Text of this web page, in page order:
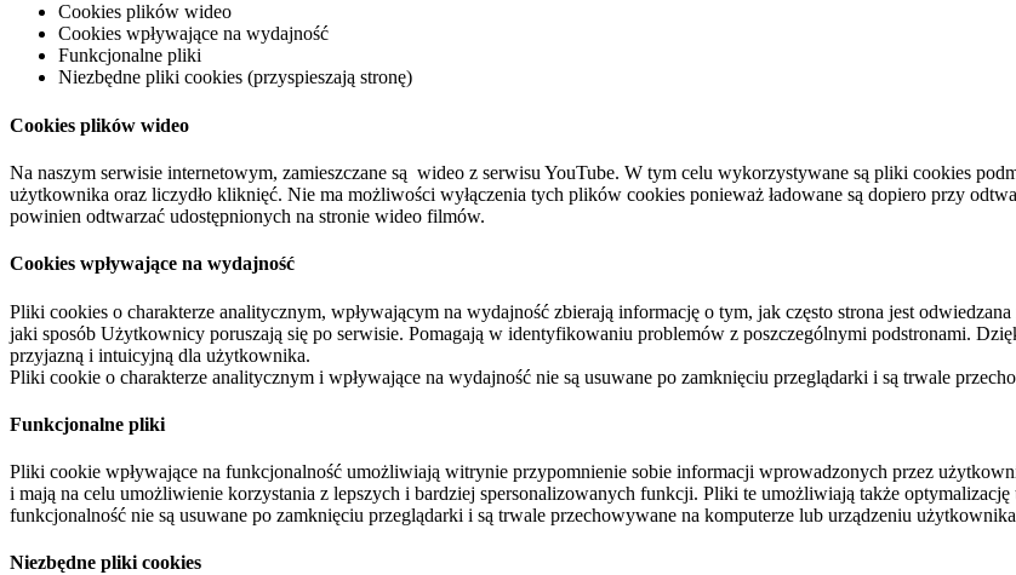
Cookies plików wideo
Cookies wpływające na wydajność
Funkcjonalne pliki
Niezbędne pliki cookies (przyspieszają stronę)
Cookies plików wideo
Na naszym serwisie internetowym, zamieszczane są wideo z serwisu YouTube. W tym celu wykorzystywane są pliki cookies
użytkownika oraz liczydło kliknięć. Nie ma możliwości wyłączenia tych plików cookies ponieważ ładowane są dopiero przy
powinien odtwarzać udostępnionych na stronie wideo filmów.
Cookies wpływające na wydajność
Pliki cookies o charakterze analitycznym, wpływającym na wydajność zbierają informację o tym, jak często strona jest
jaki sposób Użytkownicy poruszają się po serwisie. Pomagają w identyfikowaniu problemów z poszczególnymi podstronami.
przyjazną i intuicyjną dla użytkownika.
Pliki cookie o charakterze analitycznym i wpływające na wydajność nie są usuwane po zamknięciu przeglądarki i są trwale
Funkcjonalne pliki
Pliki cookie wpływające na funkcjonalność umożliwiają witrynie przypomnienie sobie informacji wprowadzonych przez
i mają na celu umożliwienie korzystania z lepszych i bardziej spersonalizowanych funkcji. Pliki te umożliwiają także
funkcjonalność nie są usuwane po zamknięciu przeglądarki i są trwale przechowywane na komputerze lub urządzeniu
Niezbędne pliki cookies